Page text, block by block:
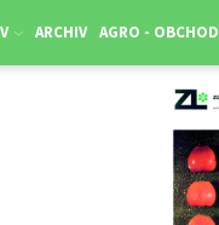
ARCHIV AGRO - OBCHOD